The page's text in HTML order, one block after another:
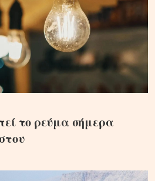
το ρεύμα σήμερα